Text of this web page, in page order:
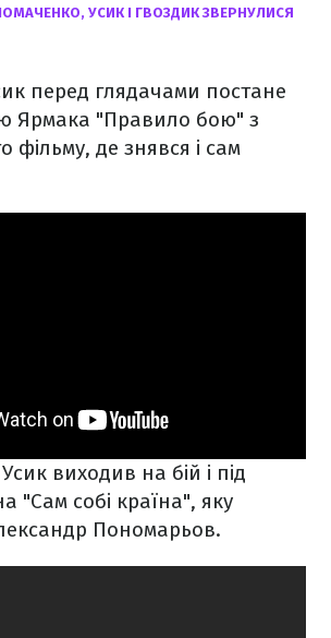
УСИК І ГВОЗДИК ЗВЕРНУЛИСЯ
перед глядачами постане
Ярмака "Правило бою" з
фільму, де знявся і сам
виходив на бій і під
"Сам собі країна", яку
Пономарьов.